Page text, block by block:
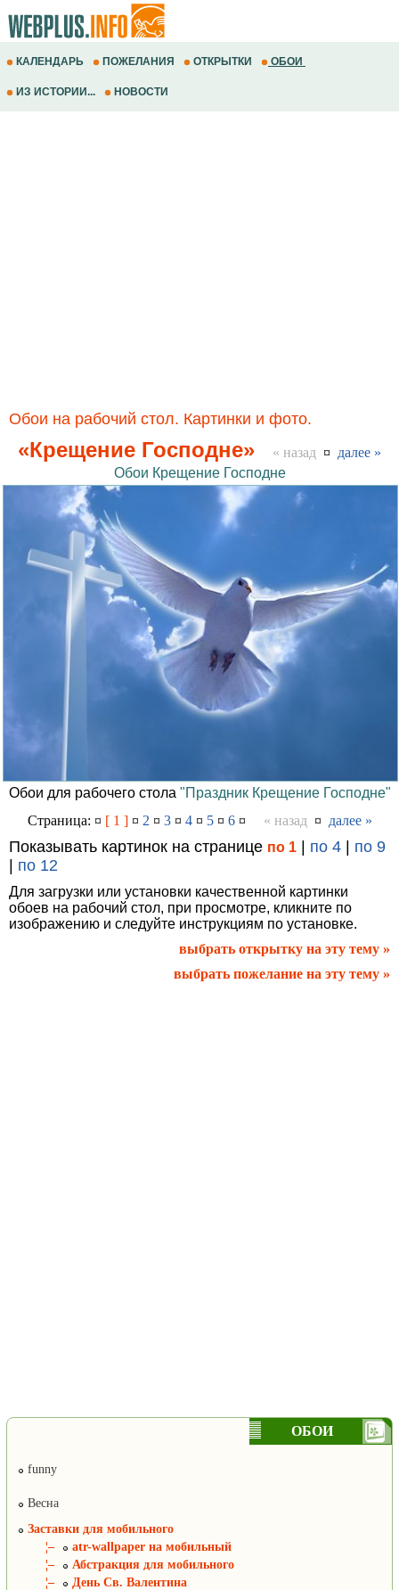
КАЛЕНДАРЬ ПОЖЕЛАНИЯ ОТКРЫТКИ ОБОИ
ИЗ ИСТОРИИ... НОВОСТИ
Обои на рабочий стол. Картинки и фото.
«Крещение Господне» « назад ¤ далее »
Обои Крещение Господне
Обои для рабочего стола "Праздник Крещение Господне"
Страница: ¤ [ 1 ]¤ 2 ¤ 3¤ 4¤ 5¤ 6¤ « назад ¤ далее »
Показывать картинок на странице по 1 по 4
по 9
по 12
Для загрузки или установки качественной картинки
обоев на рабочий стол, при просмотре, кликните по
изображению и следуйте инструкциям по установке.
выбрать открытку на эту тему »
выбрать пожелание на эту тему »
ОБОИ
funny
Весна
Заставки для мобильного
¦–
atr-wallpaper на мобильный
¦–
Абстракция для мобильного
¦–
День Св. Валентина